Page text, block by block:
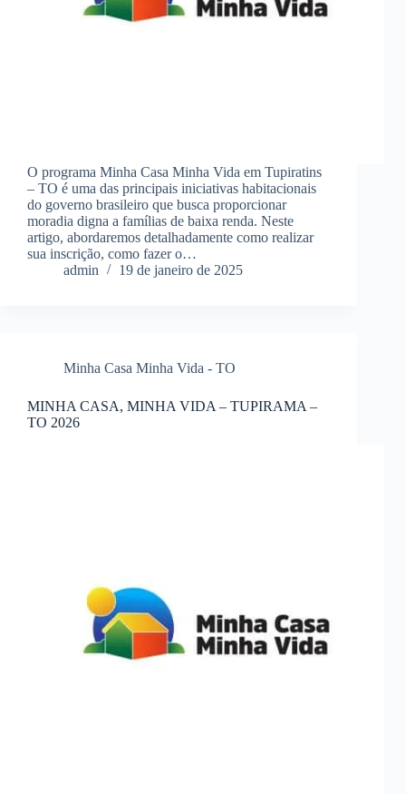
O programa Minha Casa Minha Vida em Tupiratins
– TO é uma das principais iniciativas habitacionais
do governo brasileiro que busca proporcionar
moradia digna a famílias de baixa renda. Neste
artigo, abordaremos detalhadamente como realizar
sua inscrição, como fazer o…
admin
19 de janeiro de 2025
Minha Casa Minha Vida - TO
MINHA CASA, MINHA VIDA – TUPIRAMA –
TO 2026